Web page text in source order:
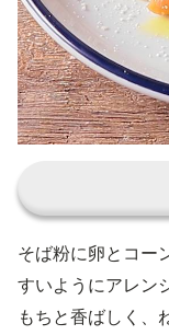
そば粉に卵とコー
すいようにアレン
もちと香ばしく、